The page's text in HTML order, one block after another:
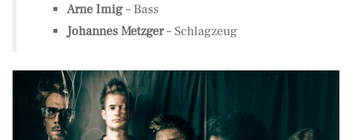
Arne Imig– Bass
Johannes Metzger– Schlagzeug